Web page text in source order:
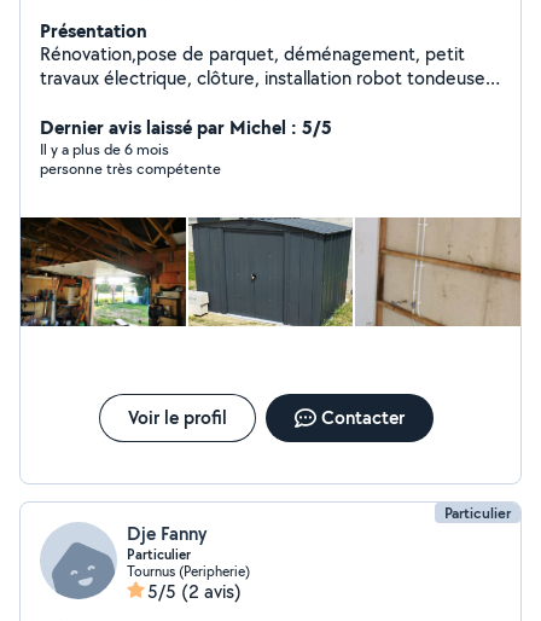
Présentation
Rénovation,pose de parquet, déménagement, petit
travaux électrique, clôture, installation robot tondeuse,
Dernier avis laissé par Michel : 5/5
Il y a plus de 6 mois
personne très compétente
Voir le profil Contacter
Particulier
Dje Fanny
Particulier
Tournus (Peripherie)
5/5 (2 avis)